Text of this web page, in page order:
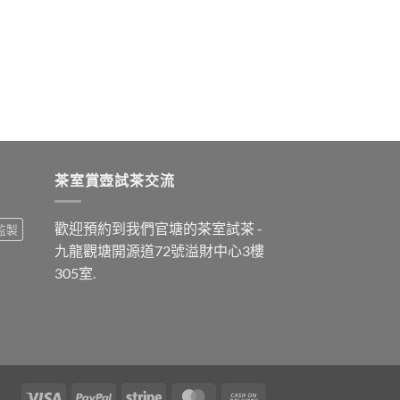
製
茶室賞壺試茶交流
歡迎預約到我們官塘的茶室試茶 -
九龍觀塘開源道72號溢財中心3樓
305室.
Visa PayPal Stripe MasterCard